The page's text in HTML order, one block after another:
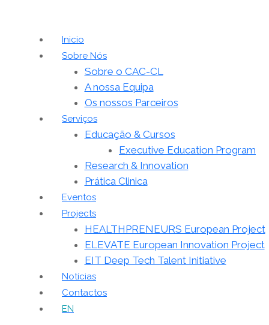
Inicio
Sobre Nós
Sobre o CAC-CL
A nossa Equipa
Os nossos Parceiros
Serviços
Educação & Cursos
Executive Education Program
Research & Innovation
Prática Clinica
Eventos
Projects
HEALTHPRENEURS European Project
ELEVATE European Innovation Project
EIT Deep Tech Talent Initiative
Notícias
Contactos
EN